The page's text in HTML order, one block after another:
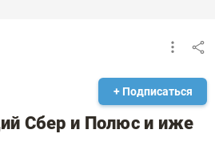
+ Подписаться
Сбер и Полюс и иже